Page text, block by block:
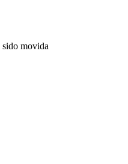
sido movida